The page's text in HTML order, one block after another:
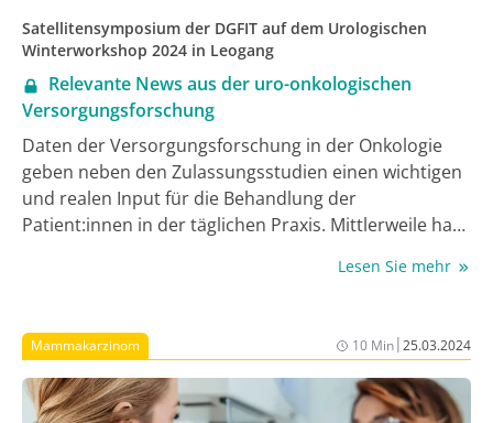
Therapieentscheidungen beim frühen und
fortgeschrittenen Brustkrebs benötigen. Wir haben
Highlights des hochkarätig besetzten Meetings für Sie
zusammengestellt.
Satellitensymposium der DGFIT auf dem Urologischen
Winterworkshop 2024 in Leogang
Relevante News aus der uro-onkologischen
Versorgungsforschung
Daten der Versorgungsforschung in der Onkologie
geben neben den Zulassungsstudien einen wichtigen
und realen Input für die Behandlung der
Patient:innen in der täglichen Praxis. Mittlerweile hat
Tumorentitäten etabliert, sowohl als Monotherapie
Targeted- und Chemotherapeutika. Gerade in der
Uro-Onkologie hat sich das Behandlungsspektrum in
den letzten Jahren deutlich erweitert und nahezu auf
jedem internationalen Kongress werden neue
Lesen Sie mehr
Mammakarzinom 10 Min|25.03.2024